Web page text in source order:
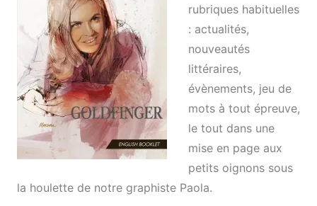
rubriques habituelles
: actualités,
nouveautés
littéraires,
évènements, jeu de
mots à tout épreuve,
le tout dans une
mise en page aux
petits oignons sous
la houlette de notre graphiste Paola.